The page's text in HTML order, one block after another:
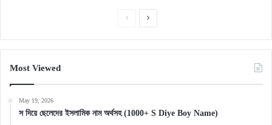
PreviousNext
Most Viewed
May 19, 2026
স দিয়ে ছেলেদের ইসলামিক নাম অর্থসহ (1000+ S Diye Boy Name)